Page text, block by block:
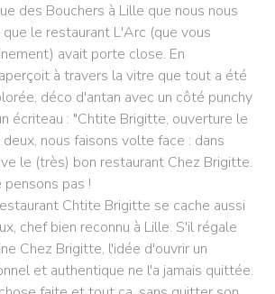
des Bouchers à Lille que nous nous
le restaurant L'Arc (que vous
avait porte close. En
à travers la vitre que tout a été
déco d'antan avec un côté punchy
écriteau : "Chtite Brigitte, ouverture le
nous faisons volte face : dans
le (très) bon restaurant Chez Brigitte.
pensons pas !
Chtite Brigitte se cache aussi
chef bien reconnu à Lille. S'il régale
Chez Brigitte, l'idée d'ouvrir un
et authentique ne l'a jamais quittée.